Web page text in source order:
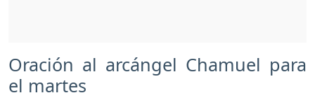
Oración al arcángel Chamuel para
el martes